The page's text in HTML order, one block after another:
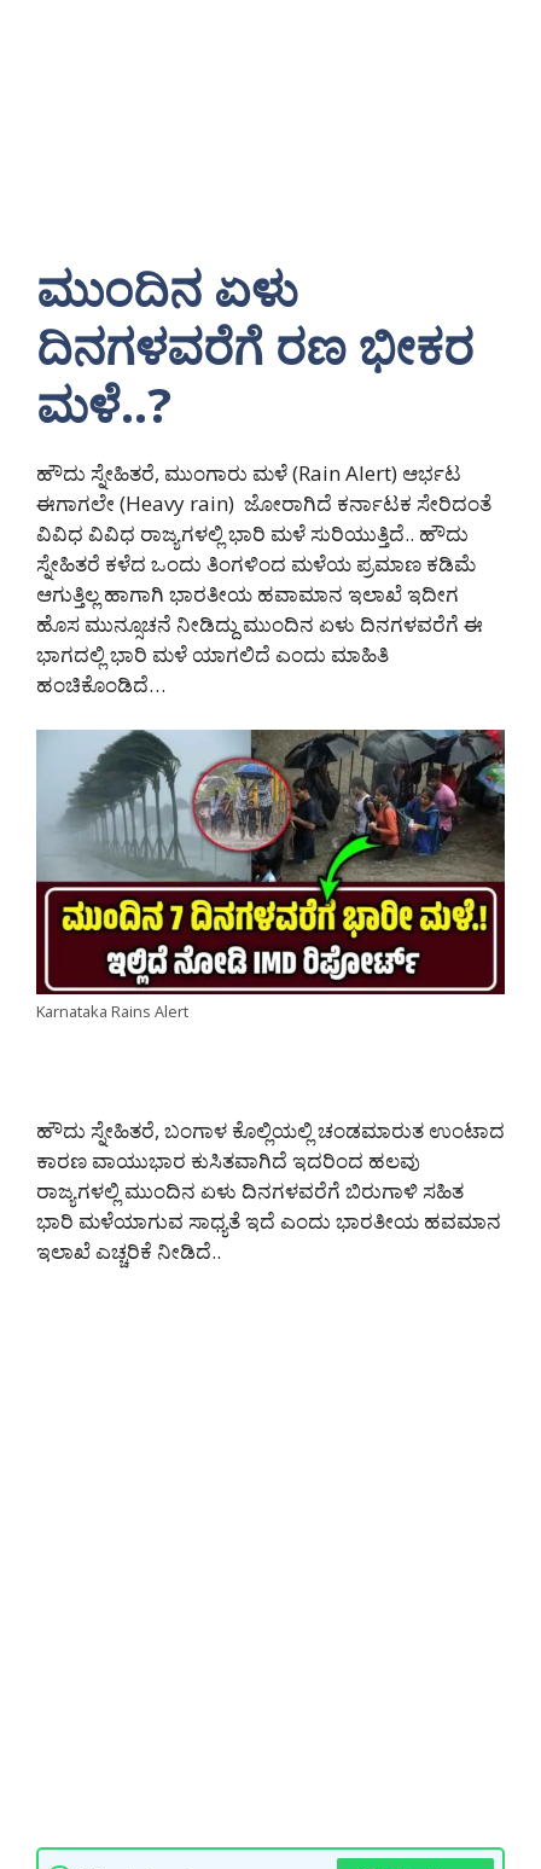
ಮುಂದಿನ ಏಳು
ದಿನಗಳವರೆಗೆ ರಣ ಭೀಕರ
ಮಳೆ..?
ಹೌದು ಸ್ನೇಹಿತರೆ, ಮುಂಗಾರು ಮಳೆ (Rain Alert) ಆರ್ಭಟ
ಈಗಾಗಲೇ (Heavy rain) ಜೋರಾಗಿದೆ ಕರ್ನಾಟಕ ಸೇರಿದಂತೆ
ವಿವಿಧ ವಿವಿಧ ರಾಜ್ಯಗಳಲ್ಲಿ ಭಾರಿ ಮಳೆ ಸುರಿಯುತ್ತಿದೆ.. ಹೌದು
ಸ್ನೇಹಿತರೆ ಕಳೆದ ಒಂದು ತಿಂಗಳಿಂದ ಮಳೆಯ ಪ್ರಮಾಣ ಕಡಿಮೆ
ಆಗುತ್ತಿಲ್ಲ ಹಾಗಾಗಿ ಭಾರತೀಯ ಹವಾಮಾನ ಇಲಾಖೆ ಇದೀಗ
ಹೊಸ ಮುನ್ಸೂಚನೆ ನೀಡಿದ್ದು ಮುಂದಿನ ಏಳು ದಿನಗಳವರೆಗೆ ಈ
ಭಾಗದಲ್ಲಿ ಭಾರಿ ಮಳೆ ಯಾಗಲಿದೆ ಎಂದು ಮಾಹಿತಿ
ಹಂಚಿಕೊಂಡಿದೆ…
Karnataka Rains Alert
ಹೌದು ಸ್ನೇಹಿತರೆ, ಬಂಗಾಳ ಕೊಲ್ಲಿಯಲ್ಲಿ ಚಂಡಮಾರುತ ಉಂಟಾದ
ಕಾರಣ ವಾಯುಭಾರ ಕುಸಿತವಾಗಿದೆ ಇದರಿಂದ ಹಲವು
ರಾಜ್ಯಗಳಲ್ಲಿ ಮುಂದಿನ ಏಳು ದಿನಗಳವರೆಗೆ ಬಿರುಗಾಳಿ ಸಹಿತ
ಭಾರಿ ಮಳೆಯಾಗುವ ಸಾಧ್ಯತೆ ಇದೆ ಎಂದು ಭಾರತೀಯ ಹವಮಾನ
ಇಲಾಖೆ ಎಚ್ಚರಿಕೆ ನೀಡಿದೆ..